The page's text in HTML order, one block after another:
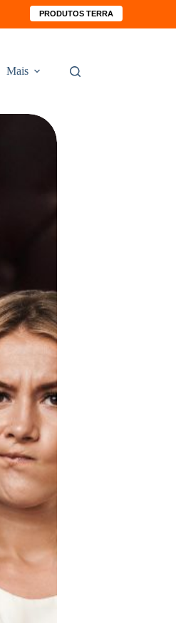
PRODUTOS TERRA
Mais